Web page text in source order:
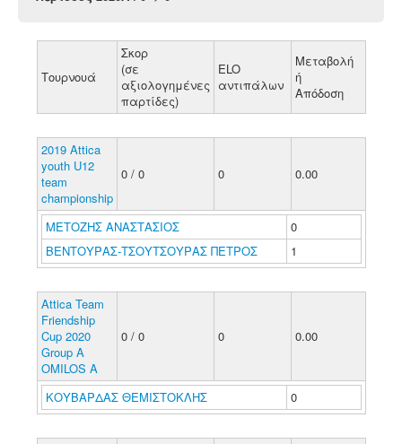
Τουρνουά
Σκορ
(σε
αξιολογημένες
παρτίδες)
ELO
αντιπάλων
Μεταβολή
ή
Απόδοση
2019 Attica
youth U12
team
championship
0 / 0 0 0.00
ΜΕΤΟΖΗΣ ΑΝΑΣΤΑΣΙΟΣ
0
ΒΕΝΤΟΥΡΑΣ-ΤΣΟΥΤΣΟΥΡΑΣ ΠΕΤΡΟΣ
1
Attica Team
Friendship
Cup 2020
Group A
OMILOS A
0 / 0 0 0.00
ΚΟΥΒΑΡΔΑΣ ΘΕΜΙΣΤΟΚΛΗΣ 0